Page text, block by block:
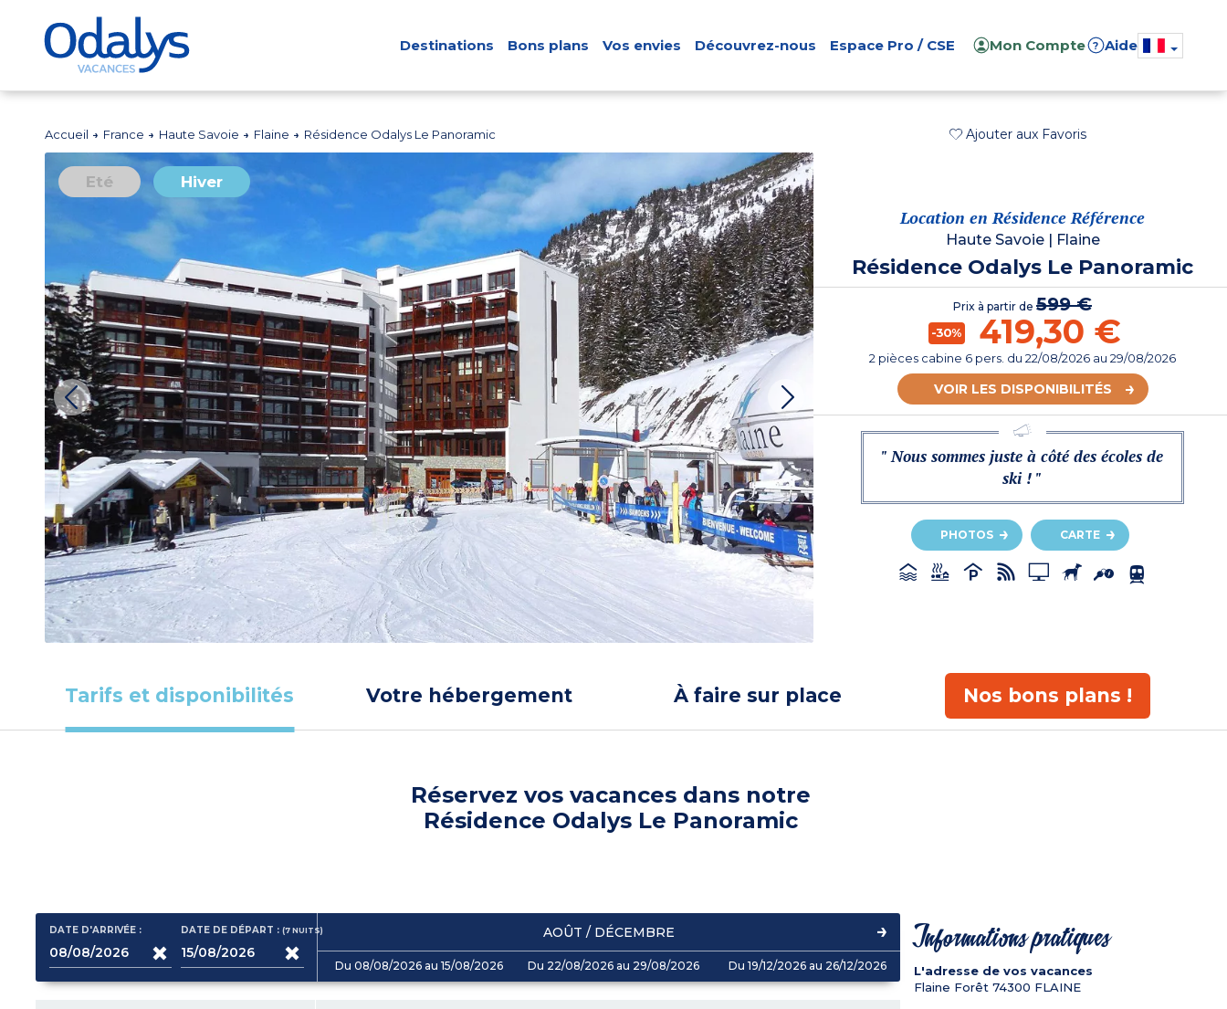
Destinations Bons plans Vos envies Découvrez-nous Espace Pro / CSE Mon Compte ? Aide
Accueil France Haute Savoie Flaine Résidence Odalys Le Panoramic Ajouter aux Favoris
Eté Hiver
Location en Résidence Référence
Haute Savoie| Flaine
Résidence Odalys Le Panoramic
Prix à partir de 599 €
-30% 419,30 €
2 pièces cabine 6 pers. du 22/08/2026 au 29/08/2026
VOIR LES DISPONIBILITÉS
" Nous sommes juste à côté des écoles de
ski ! "
PHOTOS CARTE
Tarifs et disponibilités Votre hébergement À faire sur place Nos bons plans !
Réservez vos vacances dans notre
Résidence Odalys Le Panoramic
DATE D'ARRIVÉE : DATE DE DÉPART :(7NUITS) AOÛT / DÉCEMBRE
Du 08/08/2026 au 15/08/2026 Du 22/08/2026 au 29/08/2026 Du 19/12/2026 au 26/12/2026
Informations pratiques
L'adresse de vos vacances
Flaine Forêt 74300 FLAINE